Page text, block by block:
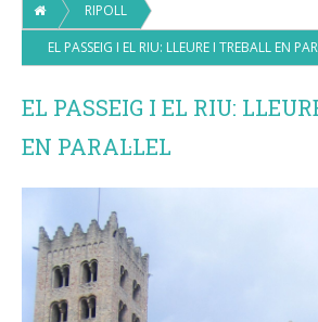
RIPOLL
EL PASSEIG I EL RIU: LLEURE I TREBALL EN
EL PASSEIG I EL RIU:
EN PARAL·LEL